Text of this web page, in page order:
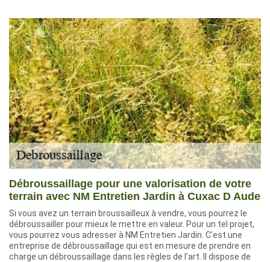
Débroussaillage pour une valorisation de votre
terrain avec NM Entretien Jardin à Cuxac D Aude
Si vous avez un terrain broussailleux à vendre, vous pourrez le
débroussailler pour mieux le mettre en valeur. Pour un tel projet,
vous pourrez vous adresser à NM Entretien Jardin. C’est une
entreprise de débroussaillage qui est en mesure de prendre en
charge un débroussaillage dans les règles de l’art. Il dispose de